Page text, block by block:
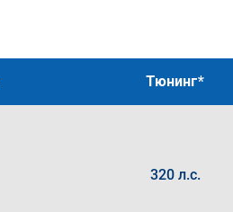
Тюнинг*
320 л.с.